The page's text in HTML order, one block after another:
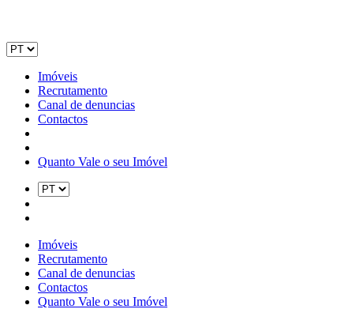
Imóveis
Recrutamento
Canal de denuncias
Contactos
Quanto Vale o seu Imóvel
Imóveis
Recrutamento
Canal de denuncias
Contactos
Quanto Vale o seu Imóvel